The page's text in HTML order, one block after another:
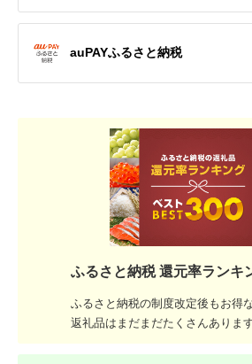
auPAYふるさと納税
ふるさと納税 還元率ランキ
ふるさと納税の制度改定後もお得
返礼品はまだまだたくさんありま